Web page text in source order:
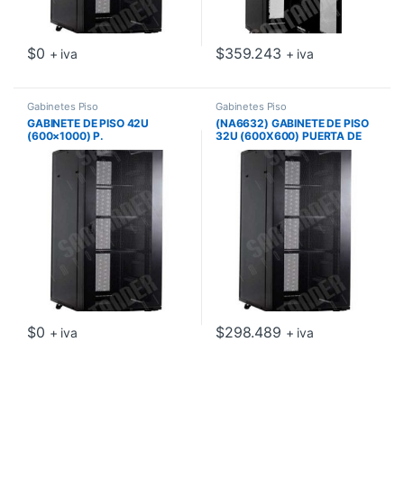
$0 + iva $359.243 + iva
Gabinetes Piso
GABINETE DE PISO 42U
(600×1000) P.
MICROPERFORADA
MAINTRONICS
$0 + iva
Gabinetes Piso
(NA6632) GABINETE DE PISO
32U (600X600) PUERTA DE
VIDRIO MAINTRONICS
$298.489 + iva